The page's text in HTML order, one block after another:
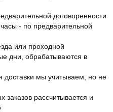
договоренности
- по предварительной
или проходной
дни, обрабатываются в
доставки мы учитываем, но не
заказов рассчитывается и